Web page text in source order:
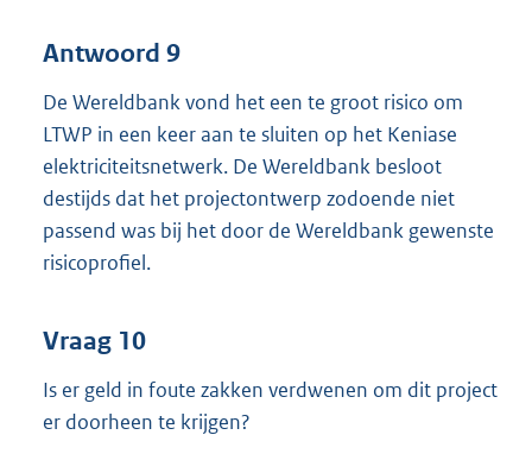
Antwoord 9
De Wereldbank vond het een te groot risico om
LTWP in een keer aan te sluiten op het Keniase
elektriciteitsnetwerk. De Wereldbank besloot
destijds dat het projectontwerp zodoende niet
passend was bij het door de Wereldbank gewenste
risicoprofiel.
Vraag 10
Is er geld in foute zakken verdwenen om dit project
er doorheen te krijgen?